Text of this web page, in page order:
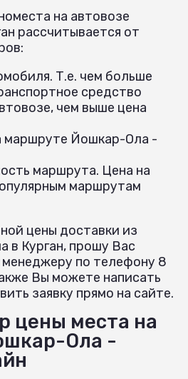
на автовозе
рассчитывается от
Т.е. чем больше
средство
чем выше цена
маршруте Йошкар-Ола -
маршрута. Цена на
маршрутам
цены доставки из
в Курган, прошу Вас
по телефону 8
Вы можете написать
заявку прямо на сайте.
цены места на
Ола -